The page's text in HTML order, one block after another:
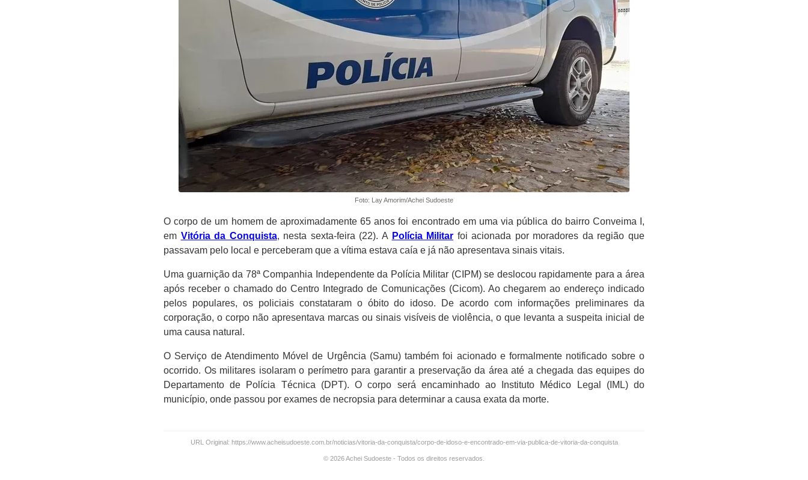
Foto: Lay Amorim/Achei Sudoeste
O corpo de um homem de aproximadamente 65 anos foi encontrado em uma via pública do bairro Conveima I,
em Vitória da Conquista, nesta sexta-feira (22). A Polícia Militar foi acionada por moradores da região que
passavam pelo local e perceberam que a vítima estava caía e já não apresentava sinais vitais.
Uma guarnição da 78ª Companhia Independente da Polícia Militar (CIPM) se deslocou rapidamente para a área
após receber o chamado do Centro Integrado de Comunicações (Cicom). Ao chegarem ao endereço indicado
pelos populares, os policiais constataram o óbito do idoso. De acordo com informações preliminares da
corporação, o corpo não apresentava marcas ou sinais visíveis de violência, o que levanta a suspeita inicial de
uma causa natural.
O Serviço de Atendimento Móvel de Urgência (Samu) também foi acionado e formalmente notificado sobre o
ocorrido. Os militares isolaram o perímetro para garantir a preservação da área até a chegada das equipes do
Departamento de Polícia Técnica (DPT). O corpo será encaminhado ao Instituto Médico Legal (IML) do
município, onde passou por exames de necropsia para determinar a causa exata da morte.
URL Original: https://www.acheisudoeste.com.br/noticias/vitoria-da-conquista/corpo-de-idoso-e-encontrado-em-via-publica-de-vitoria-da-conquista
© 2026 Achei Sudoeste - Todos os direitos reservados.